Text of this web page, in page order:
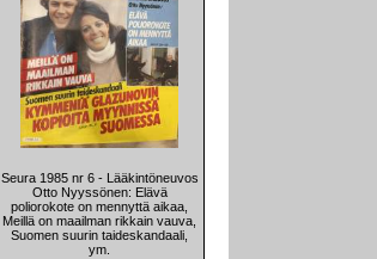
Seura 1985 nr 6 - Lääkintöneuvos
Otto Nyyssönen: Elävä
poliorokote on mennyttä aikaa,
Meillä on maailman rikkain vauva,
Suomen suurin taideskandaali,
ym.